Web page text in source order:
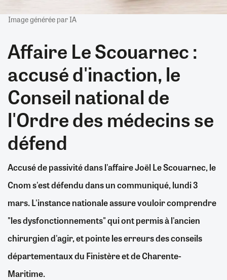
Image générée par IA
Affaire Le Scouarnec :
accusé d'inaction, le
Conseil national de
l'Ordre des médecins se
défend
Accusé de passivité dans l'affaire Joël Le Scouarnec, le
Cnom s'est défendu dans un communiqué, lundi 3
mars. L'instance nationale assure vouloir comprendre
"les dysfonctionnements" qui ont permis à l'ancien
chirurgien d'agir, et pointe les erreurs des conseils
départementaux du Finistère et de Charente-
Maritime.